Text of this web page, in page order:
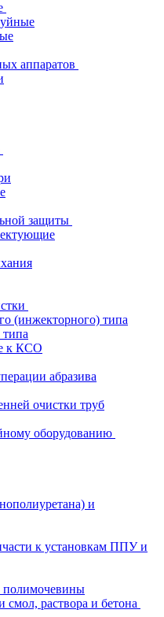
аппаратов
защиты
(инжекторного) типа
к КСО
абразива
очистки труб
оборудованию
и
к установкам ППУ и
раствора и бетона